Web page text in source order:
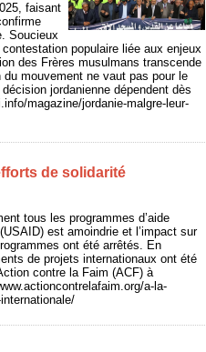
faisant
Soucieux
populaire liée aux enjeux
des Frères musulmans transcende
mouvement ne vaut pas pour le
jordanienne dépendent dès
magazine/jordanie-malgre-leur-
de solidarité
tous les programmes d’aide
est amoindrie et l’impact sur
ont été arrêtés. En
de projets internationaux ont été
contre la Faim (ACF) à
a-la-